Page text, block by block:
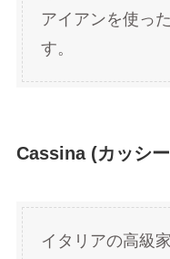
アイアンを使っ
す。
Cassina (カッシ
イタリアの高級